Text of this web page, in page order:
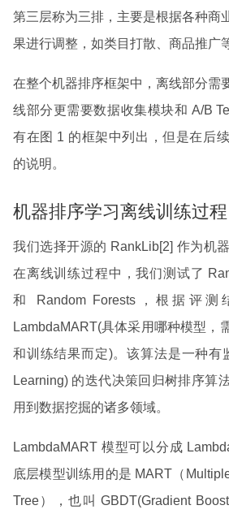
第三层称为三排，主要是根据各种商
果进行调整，如类目打散、商品推广
在整个机器排序框架中，离线部分需
线部分更需要数据收集模块和 A/B
有在图 1 的框架中列出，但是在后
的说明。
机器排序学习离线训练过程
我们选择开源的 RankLib[2] 作为机
在离线训练过程中，我们测试了
和 Random Forests，根据评
LambdaMART(具体采用哪种模型，
和训练结果而定)。该算法是一种有
Learning) 的迭代决策回归树排序算
用到数据挖掘的诸多领域。
LambdaMART 模型可以分成
底层模型训练用的是 MART（
Tree），也叫 GBDT(Gradient